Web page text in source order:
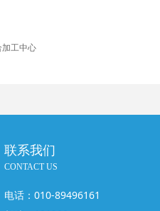
工中心
联系我们
CONTACT US
电话：010-89496161